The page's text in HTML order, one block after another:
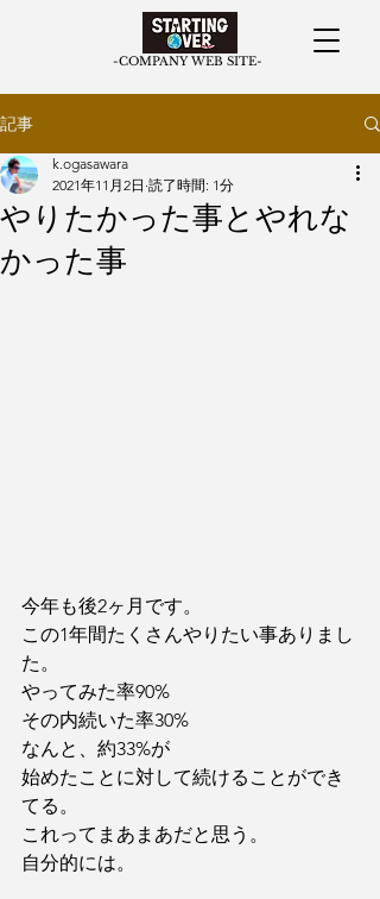
​-COMPANY WEB SITE-
記事
やりたかった事とやれな
かった事
k.ogasawara
2021年11月2日 読了時間: 1分
今年も後2ヶ月です。
この1年間たくさんやりたい事ありまし
た。
やってみた率90%
その内続いた率30%
なんと、約33%が
始めたことに対して続けることができ
てる。
これってまあまあだと思う。
自分的には。